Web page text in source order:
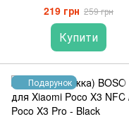
219 грн 259 грн
Купити
Подарунок